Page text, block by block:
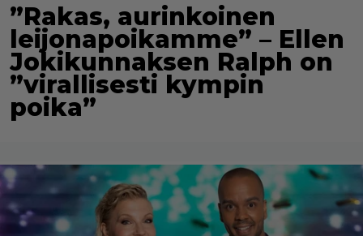
”Rakas, aurinkoinen
leijonapoikamme” – Ellen
Jokikunnaksen Ralph on
”virallisesti kympin
poika”